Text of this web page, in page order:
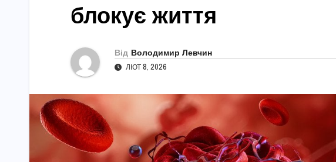
блокує життя
Від Володимир Левчин
ЛЮТ 8, 2026